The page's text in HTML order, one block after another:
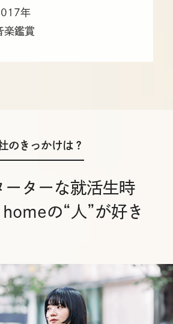
年
鑑賞
きっかけは？
ーターな就活生時
の“人”が好き